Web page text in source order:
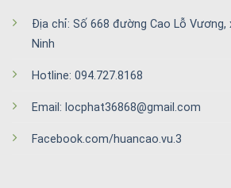
Địa chỉ: Số 668 đường Cao Lỗ Vương,
Ninh
Hotline: 094.727.8168
Email: locphat36868@gmail.com
Facebook.com/huancao.vu.3